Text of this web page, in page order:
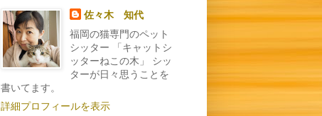
佐々木 知代
福岡の猫専門のペット
シッター 「キャットシ
ッターねこの木」 シッ
ターが日々思うことを
書いてます。
詳細プロフィールを表示